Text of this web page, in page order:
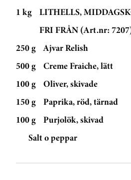
1 kg
LITHELLS,
FRI FRÅN (Art.nr:
250 g
Ajvar Relish
500 g
Creme Fraiche, lätt
100 g
Oliver, skivade
150 g
Paprika, röd, tärnad
100 g
Purjolök, skivad
Salt o peppar